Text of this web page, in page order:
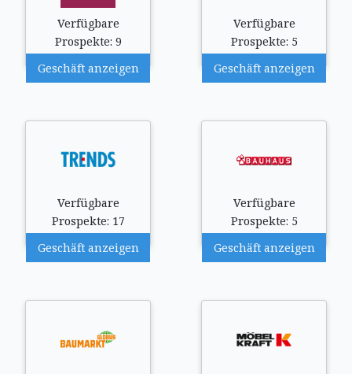
Verfügbare
Prospekte: 9
Geschäft anzeigen
Verfügbare
Prospekte: 5
Geschäft anzeigen
Verfügbare
Prospekte: 17
Geschäft anzeigen
Verfügbare
Prospekte: 5
Geschäft anzeigen